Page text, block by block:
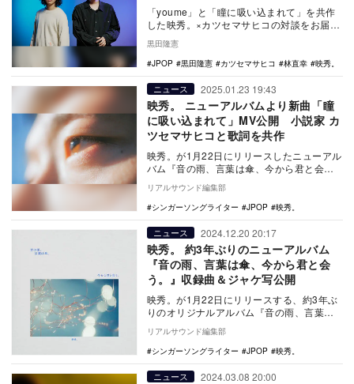
「youme」と「瞳に吸い込まれて」を共作
した映秀。×カツセマサヒコの対談をお届け
する。
黒田隆憲
JPOP
黒田隆憲 カツセマサヒコ 林直幸 映秀。
ニュース 2025.01.23 19:43
映秀。 ニューアルバムより新曲「瞳
に吸い込まれて」MV公開 小説家 カ
ツセマサヒコと歌詞を共作
映秀。が1月22日にリリースしたニューアル
バム『音の雨、言葉は傘、今から君と会
う。』より、新曲「瞳に吸い込まれて」の
MVが公開さ…
リアルサウンド編集部
シンガーソングライター
JPOP 映秀。
ニュース 2024.12.20 20:17
映秀。 約3年ぶりのニューアルバム
『音の雨、言葉は傘、今から君と会
う。』収録曲＆ジャケ写公開
映秀。が1月22日にリリースする、約3年ぶ
りのオリジナルアルバム『音の雨、言葉は
傘、今から君と会う。』の収録曲、ジャケ
ット写真が…
リアルサウンド編集部
シンガーソングライター
JPOP 映秀。
ニュース 2024.03.08 20:00